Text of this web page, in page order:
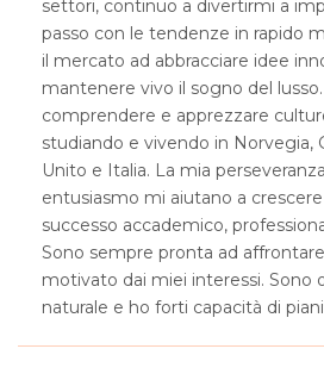
settori, continuo a divertirmi a
passo con le tendenze in rapido
il mercato ad abbracciare idee
mantenere vivo il sogno del
comprendere e apprezzare
studiando e vivendo in Norvegia,
Unito e Italia. La mia
entusiasmo mi aiutano a
successo accademico,
Sono sempre pronta ad
motivato dai miei interessi. Sono
naturale e ho forti capacità di